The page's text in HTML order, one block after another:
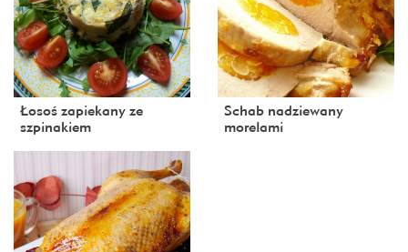
Łosoś zapiekany ze
szpinakiem
Schab nadziewany
morelami